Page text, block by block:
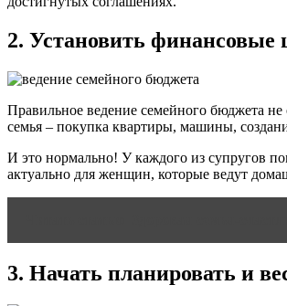
2. Установить финансовые
Правильное ведение семейного бюджета
семья – покупка квартиры, машины,
И это нормально! У каждого из супругов
актуально для женщин, которые ведут
3. Начать планировать и